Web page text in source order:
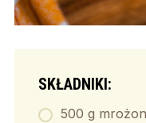
SKŁADNIKI:
500 g